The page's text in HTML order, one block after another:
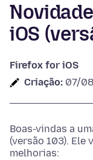
iOS
Firefox for iOS
Criação: 07/
Boas-vindas a
(versão 103). Ele
melhorias: